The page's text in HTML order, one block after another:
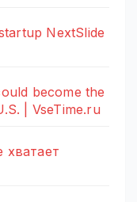
NextSlide
become the
| VseTime.ru
хватает